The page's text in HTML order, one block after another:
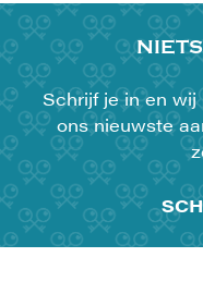
Schrijf je in en
ons nieuwste